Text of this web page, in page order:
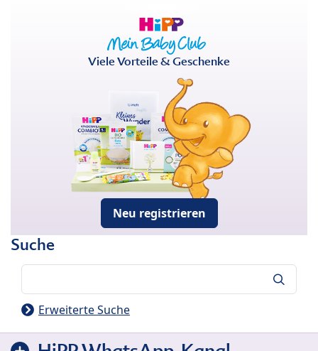
Viele Vorteile & Geschenke
Neu registrieren
Suche
Erweiterte Suche